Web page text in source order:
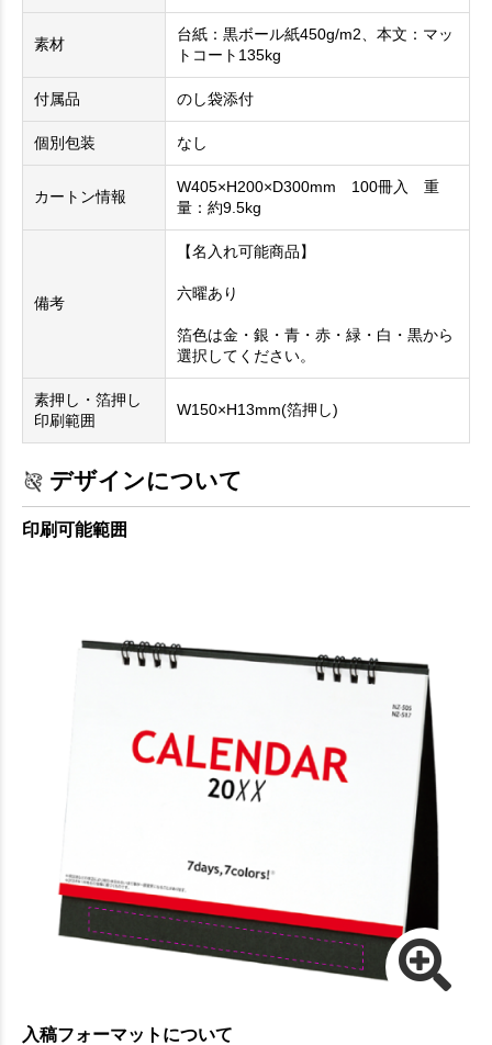
素材
台紙：黒ボール紙450g/m2、本文：マッ
トコート135kg
付属品 のし袋添付
個別包装 なし
カートン情報
W405×H200×D300mm 100冊入 重
量：約9.5kg
備考
【名入れ可能商品】
六曜あり
箔色は金・銀・青・赤・緑・白・黒から
選択してください。
素押し・箔押し
印刷範囲
W150×H13mm(箔押し)
デザインについて
印刷可能範囲
入稿フォーマットについて